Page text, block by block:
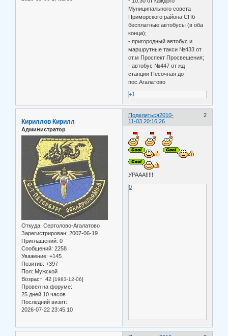
Муниципального совета
Приморского района СПб
бесплатные автобусы (в оба
конца);
- пригородный автобус и
маршрутные такси №433 от
ст.м Проспект Просвещения;
- автобус №447 от жд
станции Песочная до
пос.Агалатово
+1
Поделиться 2
2010-
11-03 20:16:26
Кириллов Кирилл
Администратор
Откуда: Сертолово-Агалатово
Зарегистрирован: 2007-06-19
Приглашений: 0
Сообщений: 2258
Уважение: +145
Позитив: +397
Пол: Мужской
Возраст: 42 [1983-12-06]
Провел на форуме:
25 дней 10 часов
Последний визит:
2026-07-22 23:45:10
УРААА!!!!!
0